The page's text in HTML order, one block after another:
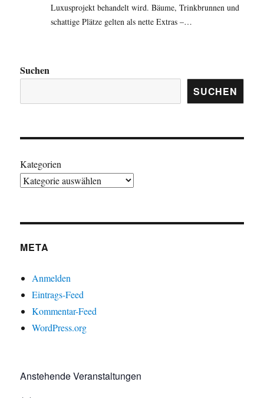
Luxusprojekt behandelt wird. Bäume, Trinkbrunnen und
schattige Plätze gelten als nette Extras –…
Suchen
SUCHEN
Kategorien
META
Anmelden
Eintrags-Feed
Kommentar-Feed
WordPress.org
Anstehende Veranstaltungen